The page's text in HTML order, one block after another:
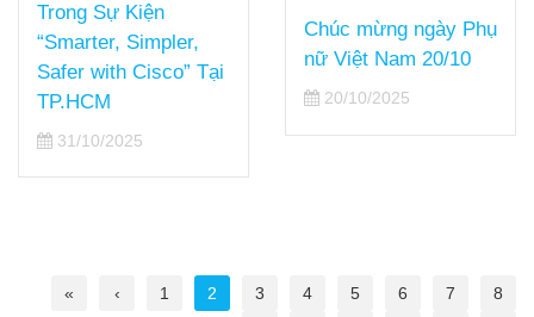
Trong Sự Kiện
“Smarter, Simpler,
Safer with Cisco” Tại
TP.HCM
31/10/2025
Chúc mừng ngày Phụ
nữ Việt Nam 20/10
20/10/2025
« ‹ 1 2 3 4 5 6 7
8